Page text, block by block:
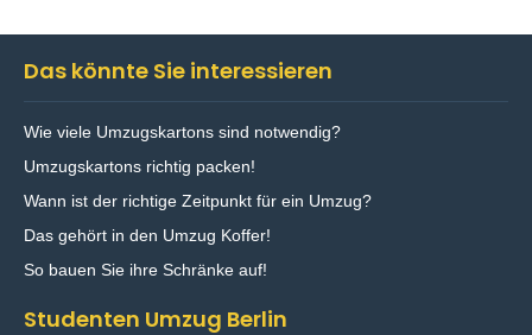
Das könnte Sie interessieren
Wie viele Umzugskartons sind notwendig?
Umzugskartons richtig packen!
Wann ist der richtige Zeitpunkt für ein Umzug?
Das gehört in den Umzug Koffer!
So bauen Sie ihre Schränke auf!
Studenten Umzug Berlin